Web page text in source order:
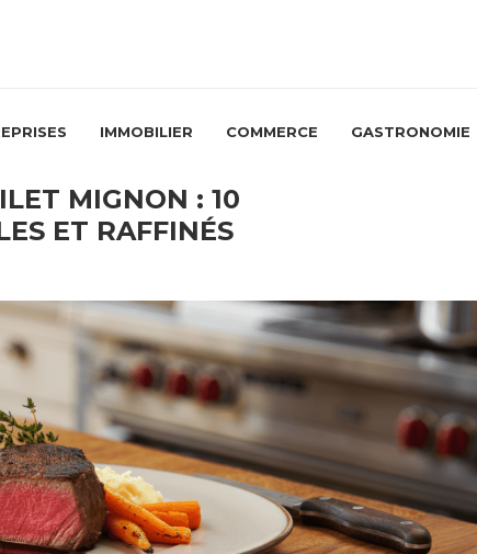
IMMOBILIER COMMERCE GASTRONOMIE
MIGNON : 10
ET RAFFINÉS